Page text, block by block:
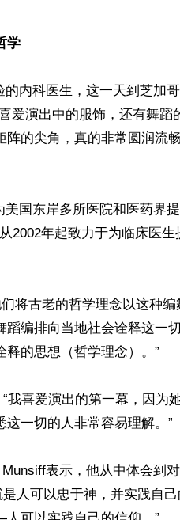
学
内科医生，这一天到芝加
爱演出中的服饰，还有舞蹈
的尖角，真的非常圆润流
国东岸多所医院和医药界
2002年起致力于为临床医生
将古老的哲学理念以这种
编排向当地社会诠释这一
的思想（哲学理念）。”
我喜爱演出的第一幕，因为
一切的人非常容易理解。”
表示，他从中体会到
人可以忠于神，并实践自